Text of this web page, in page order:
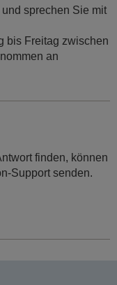
sprechen Sie mit
bis Freitag zwischen
an
finden, können
Support senden.